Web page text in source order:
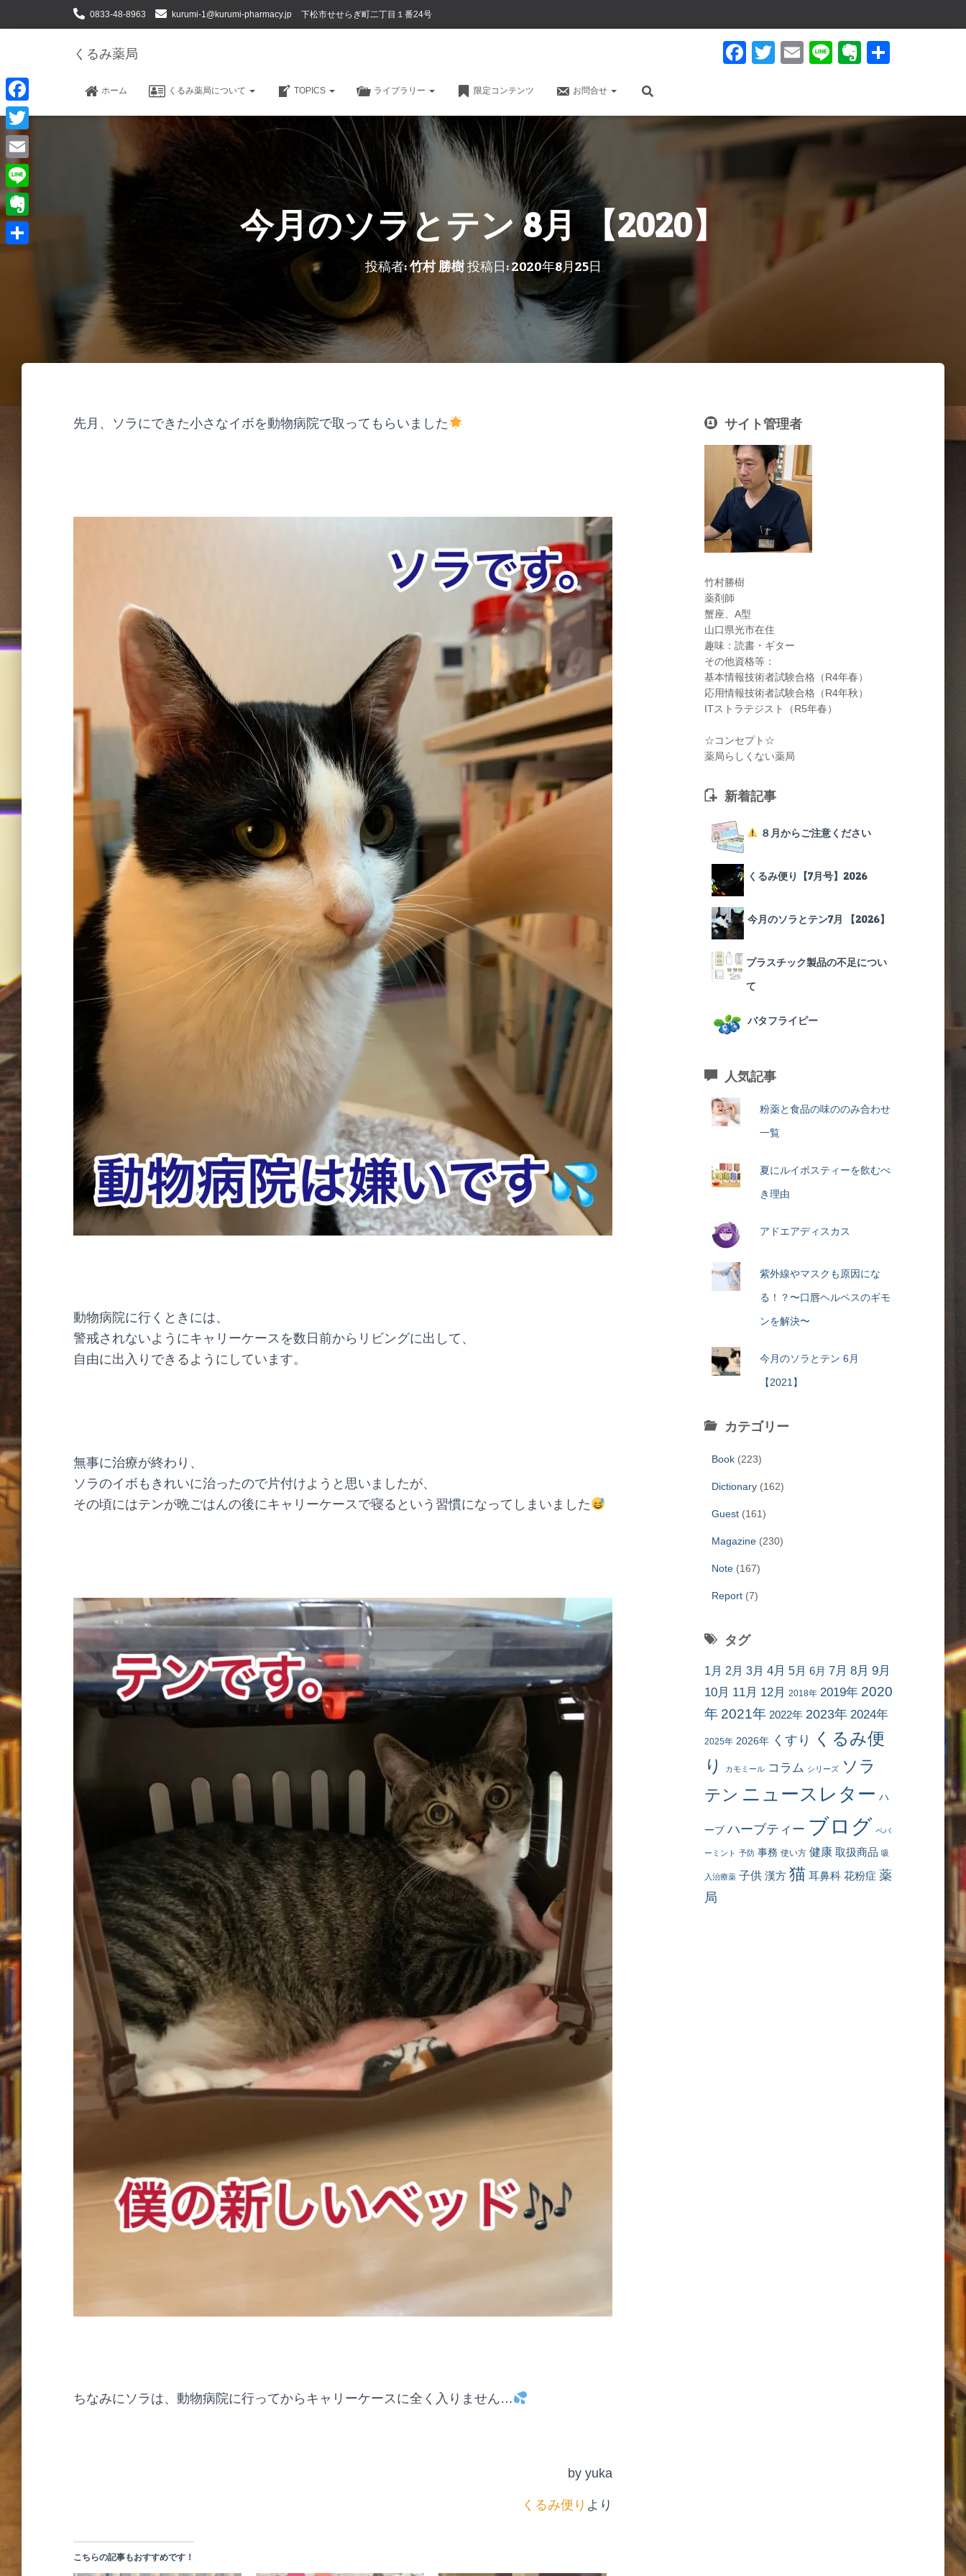
0833-48-8963 kurumi-1@kurumi-pharmacy.jp 下松市せせらぎ町二丁目１番24号
F
e
b
o
T
er
E
Li
E
n
くるみ薬局
ホーム くるみ薬局について TOPICS ライブラリー 限定コンテンツ お問合せ
今月のソラとテン 8月 【2020】
投稿者:竹村 勝樹投稿日:2020年8月25日
先月、ソラにできた小さなイボを動物病院で取ってもらいました
動物病院に行くときには、
警戒されないようにキャリーケースを数日前からリビングに出して、
自由に出入りできるようにしています。
無事に治療が終わり、
ソラのイボもきれいに治ったので片付けようと思いましたが、
その頃にはテンが晩ごはんの後にキャリーケースで寝るという習慣になってしまいました
ちなみにソラは、動物病院に行ってからキャリーケースに全く入りません…
by yuka
くるみ便り より
こちらの記事もおすすめです！
サイト管理者
竹村勝樹
薬剤師
蟹座、A型
山口県光市在住
趣味：読書・ギター
その他資格等：
基本情報技術者試験合格（R4年春）
応用情報技術者試験合格（R4年秋）
ITストラテジスト（R5年春）
☆コンセプト☆
薬局らしくない薬局
新着記事
８月からご注意ください
くるみ便り【7月号】2026
今月のソラとテン7月 【2026】
プラスチック製品の不足につい
て
バタフライピー
人気記事
粉薬と食品の味ののみ合わせ
一覧
夏にルイボスティーを飲むべ
き理由
アドエアディスカス
紫外線やマスクも原因にな
る！？〜口唇ヘルペスのギモ
ンを解決〜
今月のソラとテン 6月
【2021】
カテゴリー
Book(223)
Dictionary(162)
Guest(161)
Magazine(230)
Note(167)
Report(7)
タグ
1月 2月 3月 4月 5月 6月 7月 8月 9月
10月 11月 12月 2018年 2019年 2020
年 2021年 2022年 2023年 2024年
2025年 2026年 くすり
くるみ便
り
カモミール コラム シリーズ
ソラ
テン ニュースレター ハ
ーブ ハーブティー ブログ ペパ
ーミント 予防 事務 使い方 健康 取扱商品 吸
入治療薬 子供 漢方 猫 耳鼻科 花粉症 薬
局
F
a
c
e
b
o
T
w
i
E
m
a
L
i
n
E